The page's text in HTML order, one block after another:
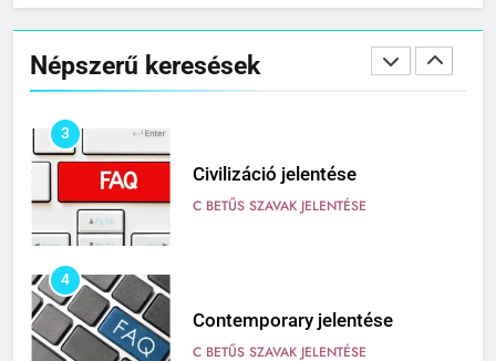
Népszerű keresések
Cingár jelentése
C BETŰS SZAVAK JELENTÉSE
3
Civilizáció jelentése
C BETŰS SZAVAK JELENTÉSE
4
Contemporary jelentése
C BETŰS SZAVAK JELENTÉSE